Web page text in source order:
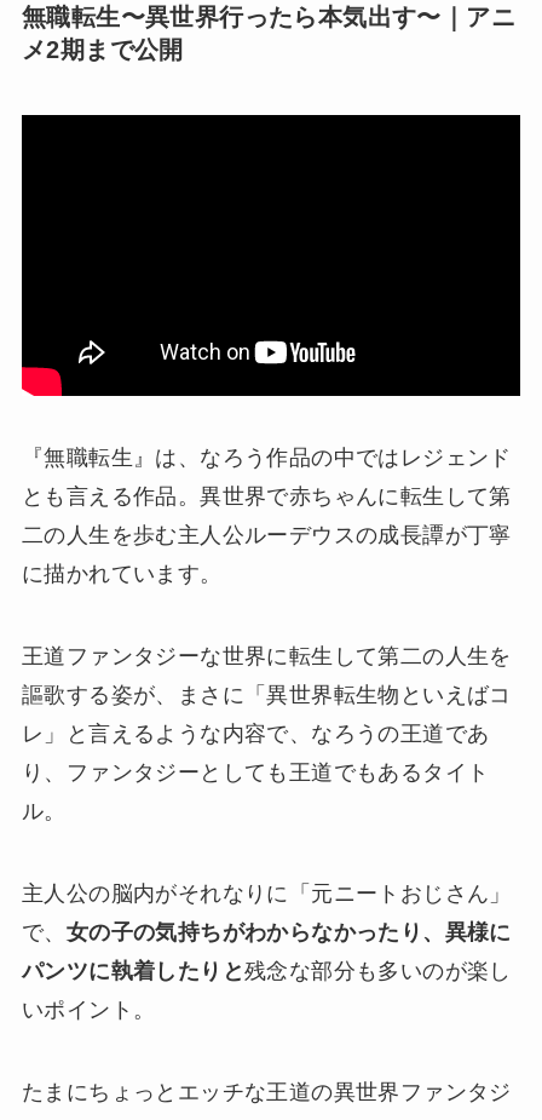
無職転生〜異世界行ったら本気出す〜｜アニ
メ2期まで公開
『無職転生』は、なろう作品の中ではレジェンド
とも言える作品。異世界で赤ちゃんに転生して第
二の人生を歩む主人公ルーデウスの成長譚が丁寧
に描かれています。
王道ファンタジーな世界に転生して第二の人生を
謳歌する姿が、まさに「異世界転生物といえばコ
レ」と言えるような内容で、なろうの王道であ
り、ファンタジーとしても王道でもあるタイト
ル。
主人公の脳内がそれなりに「元ニートおじさん」
で、 女の子の気持ちがわからなかったり、異様に
パンツに執着したりと残念な部分も多いのが楽し
いポイント。
たまにちょっとエッチな王道の異世界ファンタジ